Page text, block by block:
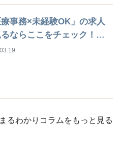
事務×未経験OK」の求人
ならここをチェック！は
の仕事探しガイド
まるわかりコラムをもっと見る